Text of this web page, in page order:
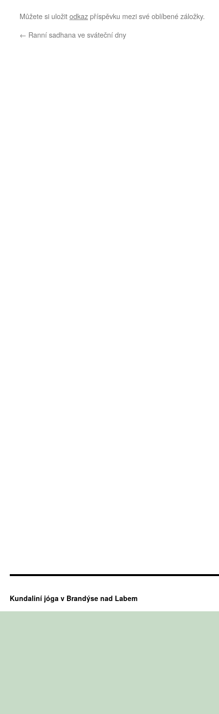
Můžete si uložitodkazpříspěvku mezi své oblíbené záložky.
← Ranní sadhana ve sváteční dny
Kundaliní jóga v Brandýse nad Labem